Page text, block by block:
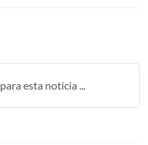
esta noticia ...